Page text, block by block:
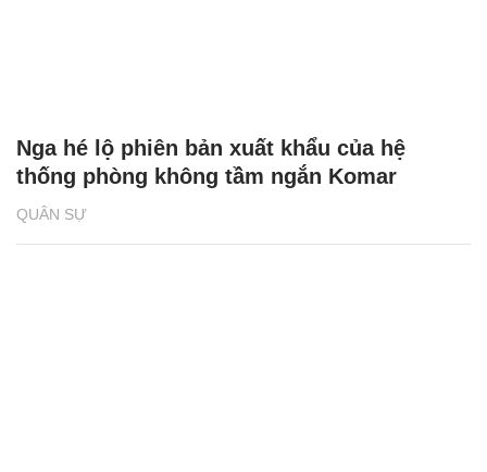
QUÂN SỰ
Nga hé lộ phiên bản xuất khẩu của hệ
thống phòng không tầm ngắn Komar